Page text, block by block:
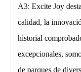
A3: Excite Joy
calidad, la
historial
excepcionales,
de parques de